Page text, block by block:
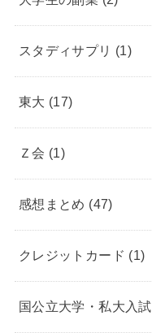
スタディサプリ (1)
東大 (17)
Ｚ会 (1)
感想まとめ (47)
クレジットカード (1)
国公立大学・私大入試